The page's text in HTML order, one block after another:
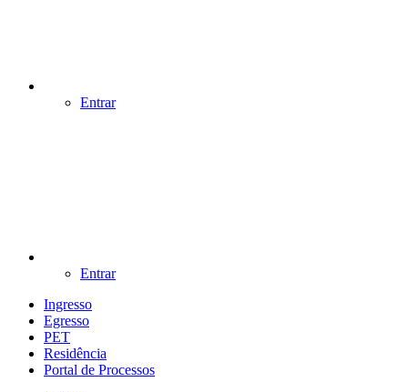
Entrar
Entrar
Ingresso
Egresso
PET
Residência
Portal de Processos